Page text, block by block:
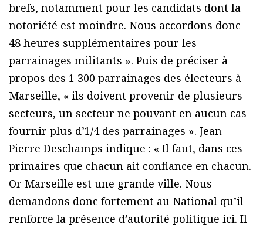
brefs, notamment pour les candidats dont la
notoriété est moindre. Nous accordons donc
48 heures supplémentaires pour les
parrainages militants ». Puis de préciser à
propos des 1 300 parrainages des électeurs à
Marseille, « ils doivent provenir de plusieurs
secteurs, un secteur ne pouvant en aucun cas
fournir plus d’1/4 des parrainages ». Jean-
Pierre Deschamps indique : « Il faut, dans ces
primaires que chacun ait confiance en chacun.
Or Marseille est une grande ville. Nous
demandons donc fortement au National qu’il
renforce la présence d’autorité politique ici. Il